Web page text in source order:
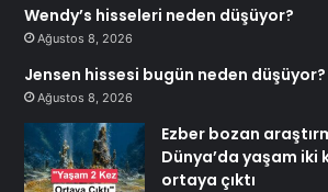
Wendy’s hisseleri neden düşüyor?
Ağustos 8, 2026
Jensen hissesi bugün neden düşüyor?
Ağustos 8, 2026
Ezber bozan
Dünya’da yaşam iki
ortaya çıktı